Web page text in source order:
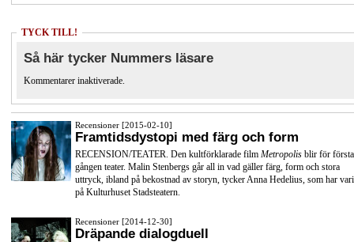
TYCK TILL!
Så här tycker Nummers läsare
Kommentarer inaktiverade.
Recensioner [2015-02-10]
Framtidsdystopi med färg och form
RECENSION/TEATER. Den kultförklarade film Metropolis blir för första
gången teater. Malin Stenbergs går all in vad gäller färg, form och stora
uttryck, ibland på bekostnad av storyn, tycker Anna Hedelius, som har
på Kulturhuset Stadsteatern.
Recensioner [2014-12-30]
Dräpande dialogduell